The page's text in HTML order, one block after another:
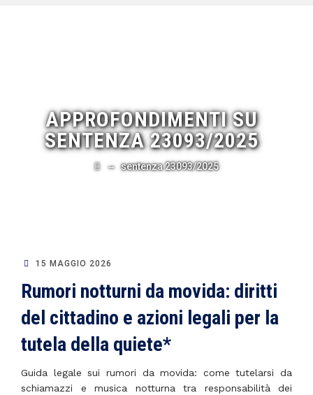
APPROFONDIMENTI SU
SENTENZA 23093/2025
→ sentenza 23093/2025
15 MAGGIO 2026
Rumori notturni da movida: diritti
del cittadino e azioni legali per la
tutela della quiete*
Guida legale sui rumori da movida: come tutelarsi da
schiamazzi e musica notturna tra responsabilità dei